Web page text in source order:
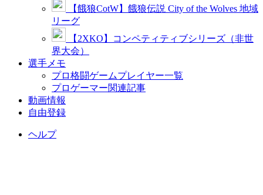
【餓狼CotW】餓狼伝説 City of the Wolves 地域
リーグ
【2XKO】コンペティティブシリーズ（非世
界大会）
選手メモ
プロ格闘ゲームプレイヤー一覧
プロゲーマー関連記事
動画情報
自由登録
ヘルプ